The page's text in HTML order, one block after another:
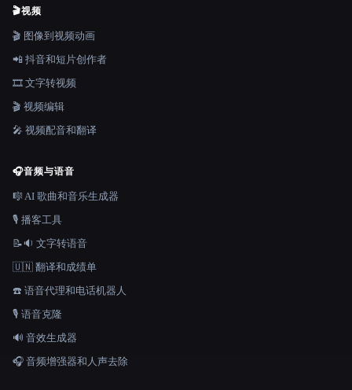
🎬视频
🎬 图像到视频动画
📲 抖音和短片创作者
🎞️ 文字转视频
🎬 视频编辑
🎤 视频配音和翻译
🎧音频与语音
🎼 AI 歌曲和音乐生成器
🎙️ 播客工具
📝🔉 文字转语音
🇺🇳 翻译和成绩单
☎️ 语音代理和电话机器人
🎙️ 语音克隆
🔊 音效生成器
🎧 音频增强器和人声去除